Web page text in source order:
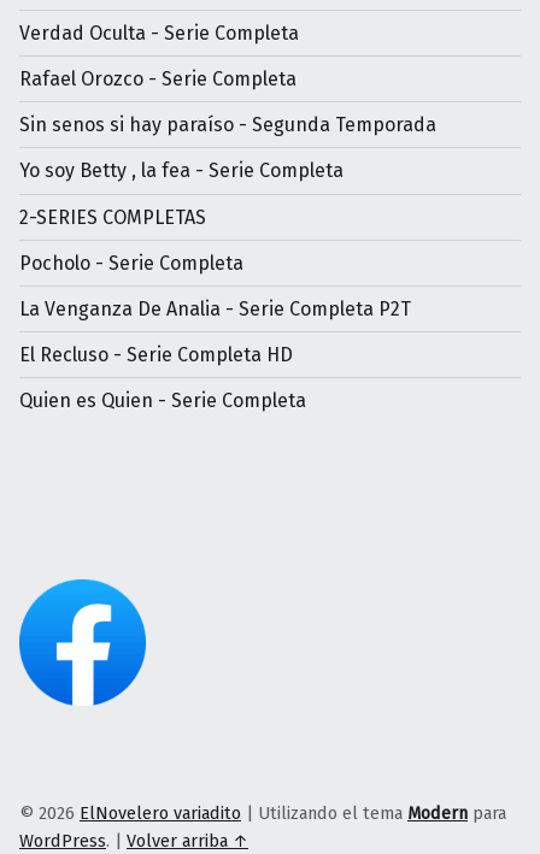
Verdad Oculta - Serie Completa
Rafael Orozco - Serie Completa
Sin senos si hay paraíso - Segunda Temporada
Yo soy Betty , la fea - Serie Completa
2-SERIES COMPLETAS
Pocholo - Serie Completa
La Venganza De Analia - Serie Completa P2T
El Recluso - Serie Completa HD
Quien es Quien - Serie Completa
© 2026 ElNovelero variadito | Utilizando el tema Modern para
WordPress. | Volver arriba ↑